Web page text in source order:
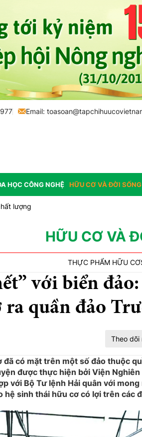
Email:
HỌC CÔNG NGHỆ HỮU CƠ VÀ ĐỜI SỐNG
lượng
HỮU CƠ VÀ
THỰC PHẨM HỮU CƠ
với biển
quần đảo
Theo dõi
có mặt trên một số đảo thuộc
được thực hiện bởi Viện
với Bộ Tư lệnh Hải quân với
hệ sinh thái hữu cơ có lợi trên các